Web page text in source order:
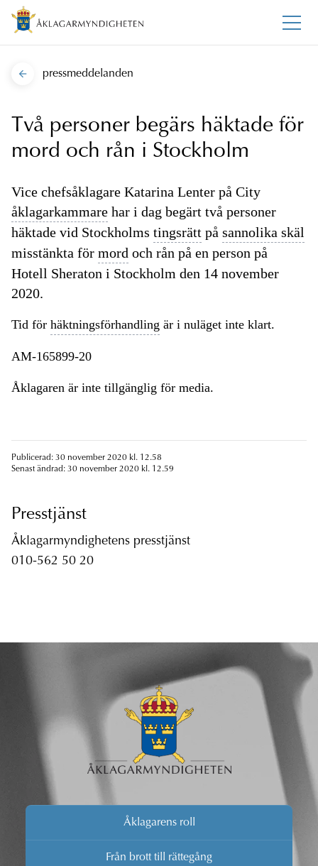
pressmeddelanden
Två personer begärs häktade för
mord och rån i Stockholm
Vice chefsåklagare Katarina Lenter på City
åklagarkammare har i dag begärt två personer
häktade vid Stockholms tingsrätt på sannolika skäl
misstänkta för mord och rån på en person på
Hotell Sheraton i Stockholm den 14 november
2020.
Tid för häktningsförhandling är i nuläget inte klart.
AM-165899-20
Åklagaren är inte tillgänglig för media.
Publicerad: 30 november 2020 kl. 12.58
Senast ändrad: 30 november 2020 kl. 12.59
Presstjänst
Åklagarmyndighetens presstjänst
010-562 50 20
Åklagarens roll
Från brott till rättegång